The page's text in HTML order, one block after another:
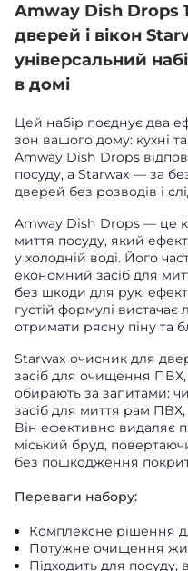
Amway Dish Drops
дверей і вікон
універсальний
в домі
Цей набір поєднує два
зон вашого дому: кухні
Amway Dish Drops
посуду, а Starwax — за
дверей без розводів і
Amway Dish Drops — це
миття посуду, який
у холодній воді. Його
економний засіб для
без шкоди для рук,
густій формулі
отримати рясну піну та
Starwax очисник для
засіб для очищення ПВХ,
обирають за запитами:
засіб для миття рам
Він ефективно видаляє
міський бруд,
без пошкодження
Переваги набору:
Комплексне рішення
Потужне очищення
Підходить для посуду,